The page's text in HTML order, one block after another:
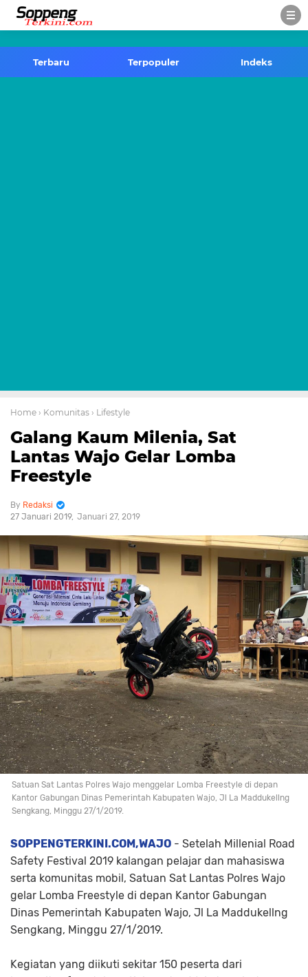
Terbaru Terpopuler Indeks
Home › Komunitas › Lifestyle
Galang Kaum Milenia, Sat
Lantas Wajo Gelar Lomba
Freestyle
Redaksi
27 Januari 2019 Januari 27, 2019
Satuan Sat Lantas Polres Wajo menggelar Lomba Freestyle di depan
Kantor Gabungan Dinas Pemerintah Kabupaten Wajo, Jl La Maddukellng
Sengkang, Minggu 27/1/2019.
SOPPENGTERKINI.COM,WAJO - Setelah Millenial Road
Safety Festival 2019 kalangan pelajar dan mahasiswa
serta komunitas mobil, Satuan Sat Lantas Polres Wajo
gelar Lomba Freestyle di depan Kantor Gabungan
Dinas Pemerintah Kabupaten Wajo, Jl La Maddukellng
Sengkang, Minggu 27/1/2019.
Kegiatan yang diikuti sekitar 150 peserta dari